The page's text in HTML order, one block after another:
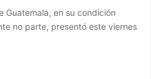
Guatemala, en su condición
no parte, presentó este viernes